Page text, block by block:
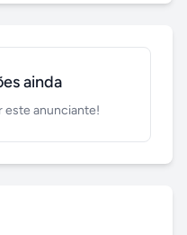
ainda
este anunciante!